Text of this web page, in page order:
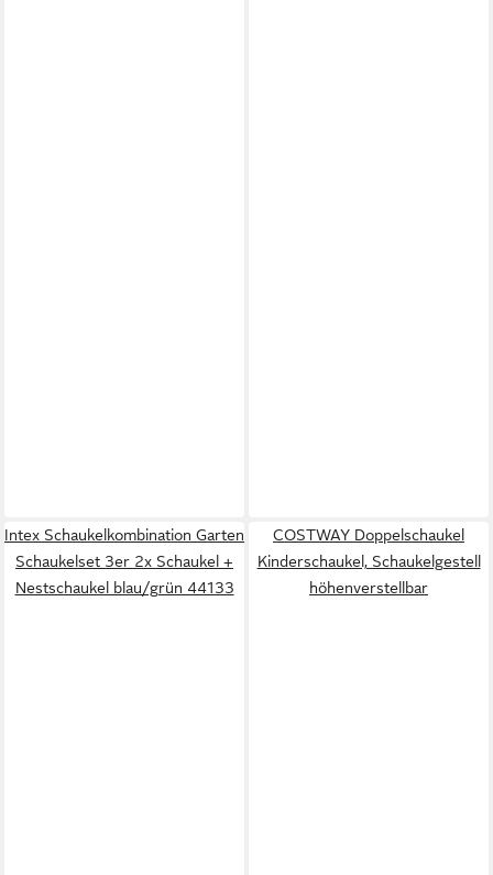
Intex Schaukelkombination Garten
Schaukelset 3er 2x Schaukel +
Nestschaukel blau/grün 44133
COSTWAY Doppelschaukel
Kinderschaukel, Schaukelgestell
höhenverstellbar